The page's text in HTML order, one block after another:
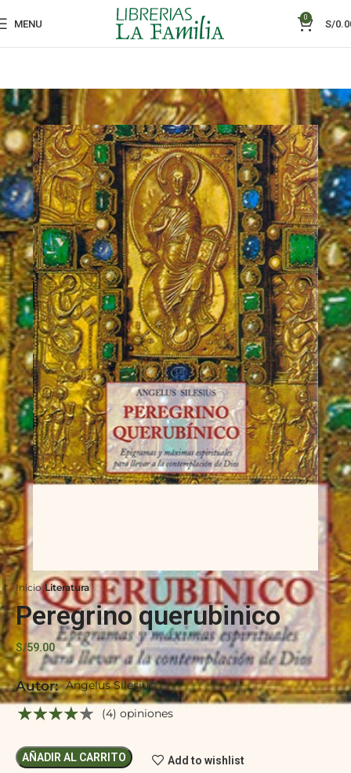
MENU
0
S/
Inicio Literatura
Peregrino querubinico
S/59.00
Autor: Angelus Silesius
(4) opiniones
AÑADIR AL CARRITO Add to wishlist